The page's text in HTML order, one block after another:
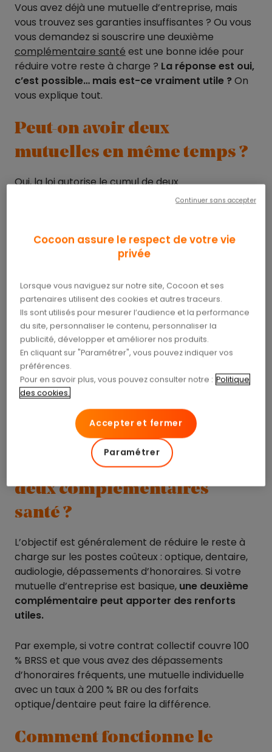
Vous avez déjà une mutuelle d’entreprise, mais
vous trouvez ses garanties insuffisantes ? Ou vous
vous demandez si souscrire une deuxième
complémentaire santé est une bonne idée pour
réduire votre reste à charge ? La réponse est oui,
c’est possible… mais est-ce vraiment utile ? On
vous explique tout.
Peut-on avoir deux
mutuelles en même temps ?
Oui, la loi autorise le cumul de deux
complémentaires santé. Il n’y a aucune
Vous bénéficiez d’une mutuelle obligatoire via
renforcer votre couverture avec un contrat
individuel.
Vous êtes en couple et chacun dispose d’une
mutuelle différente, ce qui peut entraîner un
double remboursement partiel.
Mais attention : cumuler deux mutuelles ne signifie
pas que vous serez remboursé deux fois pour le
même soin. La règle est claire :
jamais être remboursé au-delà de vos frais
Quel est l’intérêt de cumuler
deux complémentaires
santé ?
L’objectif est généralement de réduire le reste à
charge sur les postes coûteux : optique, dentaire,
audiologie, dépassements d’honoraires. Si votre
mutuelle d’entreprise est basique, une deuxième
complémentaire peut apporter des renforts
utiles.
Par exemple, si votre contrat collectif couvre 100
% BRSS et que vous avez des dépassements
d’honoraires fréquents, une mutuelle individuelle
avec un taux à 200 % BR ou des forfaits
optique/dentaire peut faire la différence.
Comment fonctionne le
Cocoon assure le respect de votre vie
privée
Lorsque vous naviguez sur notre site, Cocoon et ses
partenaires utilisent des cookies et autres traceurs.
Ils sont utilisés pour mesurer l’audience et la performance
du site, personnaliser le contenu, personnaliser la
publicité, développer et améliorer nos produits.
En cliquant sur "Paramétrer", vous pouvez indiquer vos
préférences.
Pour en savoir plus, vous pouvez consulter notre : Politique
des cookies.
Accepter et fermer
Paramétrer
Continuer sans accepter